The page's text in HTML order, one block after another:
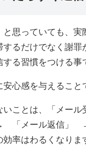
思っていても、
るだけでなく謝
る習慣をつける事
心感を与えること
ないことは、「
ール返信」 →
率はわるくなりま